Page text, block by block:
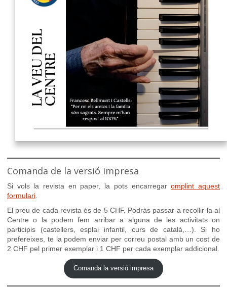
Comanda de la versió impresa
Si vols la revista en paper, la pots encarregaromplint aquest
formulari
El preu de cada revista és de 5 CHF. Podràs passar a recollir-la al
Centre o la podem fem arribar a alguna de les activitats on
participis (castellers, esplai infantil, curs de català,…). Si ho
prefereixes, te la podem enviar per correu postal amb un cost de
2 CHF pel primer exemplar i 1 CHF per cada exemplar addicional.
Comanda la versió impresa